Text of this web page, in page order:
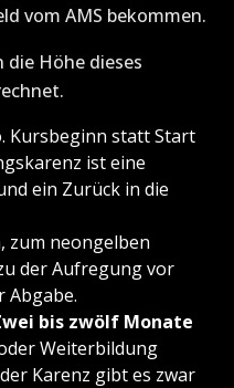
vom AMS bekommen.
die Höhe dieses
Kursbeginn statt Start
ist eine
ein Zurück in die
zum neongelben
der Aufregung vor
Abgabe.
bis zwölf Monate
Weiterbildung
Karenz gibt es zwar